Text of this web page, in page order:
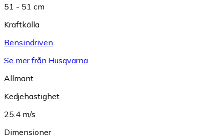
51 - 51 cm
Kraftkälla
Bensindriven
Se mer från Husqvarna
Allmänt
Kedjehastighet
25.4 m/s
Dimensioner